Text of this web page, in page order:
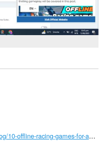
https://apkpitch.com/blog/10-offline-racing-games-for-android/